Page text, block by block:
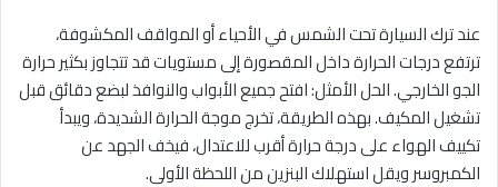
عند ترك السيارة تحت الشمس في الأحياء أو المواقف المكشوفة،
ترتفع درجات الحرارة داخل المقصورة إلى مستويات قد تتجاوز بكثير حرارة
الجو الخارجي. الحل الأمثل: افتح جميع الأبواب والنوافذ لبضع دقائق قبل
تشغيل المكيف. بهذه الطريقة، تخرج موجة الحرارة الشديدة، ويبدأ
تكييف الهواء على درجة حرارة أقرب للاعتدال، فيخف الجهد عن
الكمبروسر ويقل استهلاك البنزين من اللحظة الأولى.